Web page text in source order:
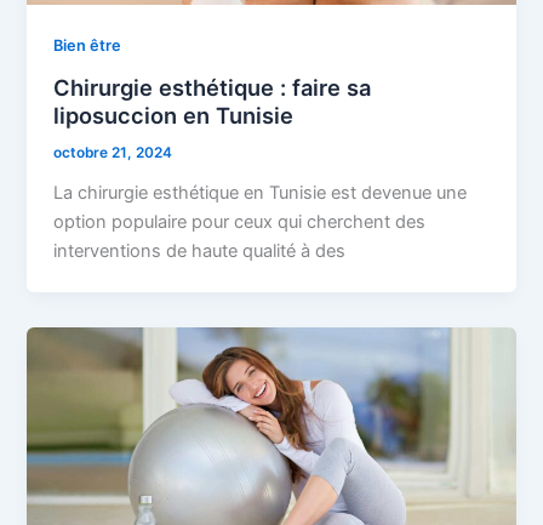
Bien être
Chirurgie esthétique : faire sa
liposuccion en Tunisie
octobre 21, 2024
La chirurgie esthétique en Tunisie est devenue une
option populaire pour ceux qui cherchent des
interventions de haute qualité à des